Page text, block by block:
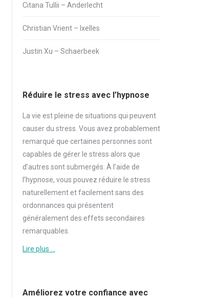
Citana Tullii – Anderlecht
Christian Vrient – Ixelles
Justin Xu – Schaerbeek
Réduire le stress avec l’hypnose
La vie est pleine de situations qui peuvent
causer du stress . Vous avez probablement
remarqué que certaines personnes sont
capables de gérer le stress alors que
d’autres sont submergés. À l’aide de
l’hypnose, vous pouvez réduire le stress
naturellement et facilement sans des
ordonnances qui présentent
généralement des effets secondaires
remarquables.
Lire plus …
Améliorez votre confiance avec